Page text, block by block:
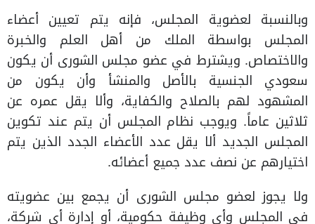
وبالنسبة لعضوية المجلس، فإنه يتم تعيين أعضاء
المجلس بواسطة الملك من أهل العلم والخبرة
والاختصاص. ويشترط في عضو مجلس الشورى أن يكون
سعودي الجنسية بالأصل والمنشأ وأن يكون من
المشهود لهم بالصلاح والكفاية، وألا يقل عمره عن
ثلاثين عاماً. ويوجب نظام المجلس أن يتم عند تكوين
المجلس الجديد ألا يقل عدد الأعضاء الجدد الذين يتم
اختيارهم عن نصف عدد جميع أعضائه.
ولا يجوز لعضو مجلس الشورى أن يجمع بين عضويته
في المجلس وأي وظيفة حكومية، أو إدارة أي شركة،